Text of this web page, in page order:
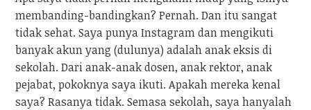
membanding-bandingkan? Pernah. Dan itu sangat
tidak sehat. Saya punya Instagram dan mengikuti
banyak akun yang (dulunya) adalah anak eksis di
sekolah. Dari anak-anak dosen, anak rektor, anak
pejabat, pokoknya saya ikuti. Apakah mereka kenal
saya? Rasanya tidak. Semasa sekolah, saya hanyalah